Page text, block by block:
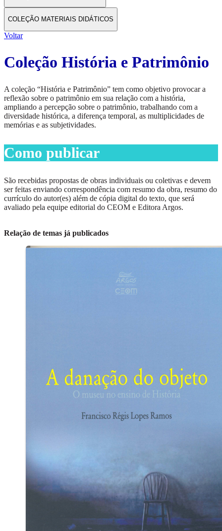
COLEÇÃO MATERIAIS DIDÁTICOS
Voltar
Coleção História e Patrimônio
A coleção “História e Patrimônio” tem como objetivo provocar a
reflexão sobre o patrimônio em sua relação com a história,
ampliando a percepção sobre o patrimônio, trabalhando com a
diversidade histórica, a diferença temporal, as multiplicidades de
memórias e as subjetividades.
Como publicar
São recebidas propostas de obras individuais ou coletivas e devem
ser feitas enviando correspondência com resumo da obra, resumo do
currículo do autor(es) além de cópia digital do texto, que será
avaliado pela equipe editorial do CEOM e Editora Argos.
Relação de temas já publicados